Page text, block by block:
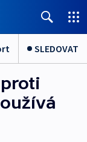
SLEDOVAT